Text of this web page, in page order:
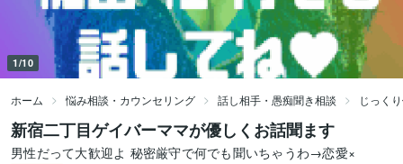
1/10
ホーム 悩み相談・カウンセリング 話し相手・愚痴聞き相談 じっく
新宿二丁目ゲイバーママが優しくお話聞ます
男性だって大歓迎よ 秘密厳守で何でも聞いちゃうわ→恋愛‪×